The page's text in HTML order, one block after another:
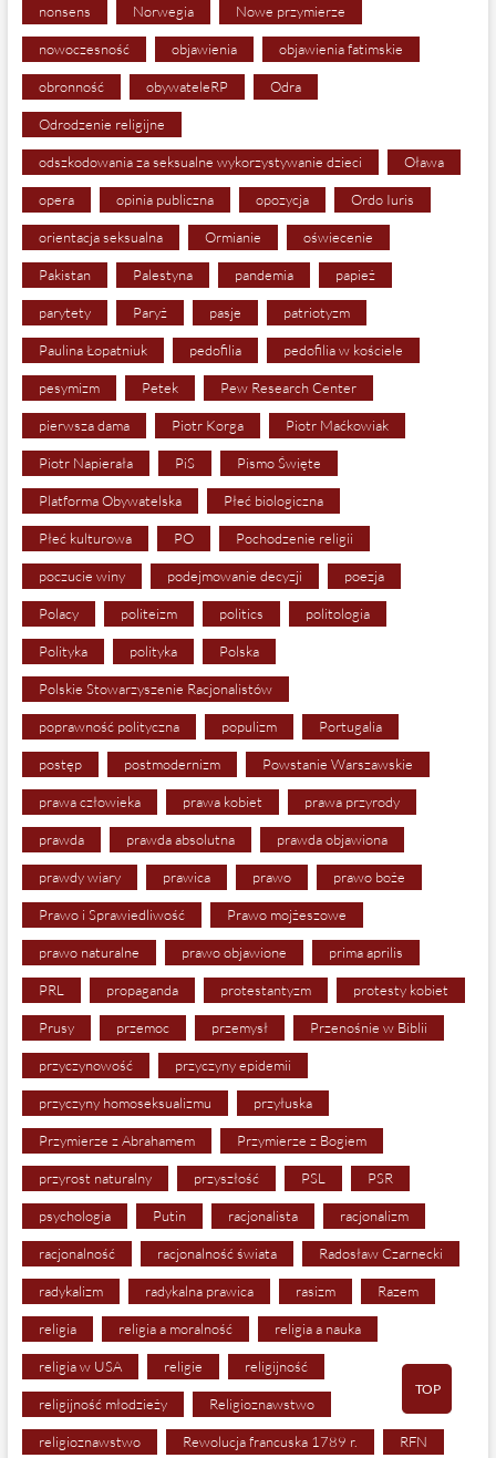
nonsens Norwegia Nowe przymierze
nowoczesność objawienia objawienia fatimskie
obronność obywateleRP Odra
Odrodzenie religijne
odszkodowania za seksualne wykorzystywanie dzieci Oława
opera opinia publiczna opozycja Ordo Iuris
orientacja seksualna Ormianie oświecenie
Pakistan Palestyna pandemia papież
parytety Paryż pasje patriotyzm
Paulina Łopatniuk pedofilia pedofilia w kościele
pesymizm Petek Pew Research Center
pierwsza dama Piotr Korga Piotr Maćkowiak
Piotr Napierała PiS Pismo Święte
Platforma Obywatelska Płeć biologiczna
Płeć kulturowa PO Pochodzenie religii
poczucie winy podejmowanie decyzji poezja
Polacy politeizm politics politologia
Polityka polityka Polska
Polskie Stowarzyszenie Racjonalistów
poprawność polityczna populizm Portugalia
postęp postmodernizm Powstanie Warszawskie
prawa człowieka prawa kobiet prawa przyrody
prawda prawda absolutna prawda objawiona
prawdy wiary prawica prawo prawo boże
Prawo i Sprawiedliwość Prawo mojżeszowe
prawo naturalne prawo objawione prima aprilis
PRL propaganda protestantyzm protesty kobiet
Prusy przemoc przemysł Przenośnie w Biblii
przyczynowość przyczyny epidemii
przyczyny homoseksualizmu przyłuska
Przymierze z Abrahamem Przymierze z Bogiem
przyrost naturalny przyszłość PSL PSR
psychologia Putin racjonalista racjonalizm
racjonalność racjonalność świata Radosław Czarnecki
radykalizm radykalna prawica rasizm Razem
religia religia a moralność religia a nauka
religia w USA religie religijność
religijność młodzieży Religioznawstwo
religioznawstwo Rewolucja francuska 1789 r. RFN
TOP